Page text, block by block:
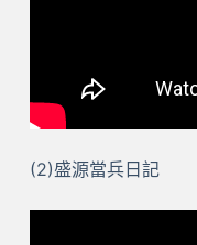
(2)盛源當兵日記